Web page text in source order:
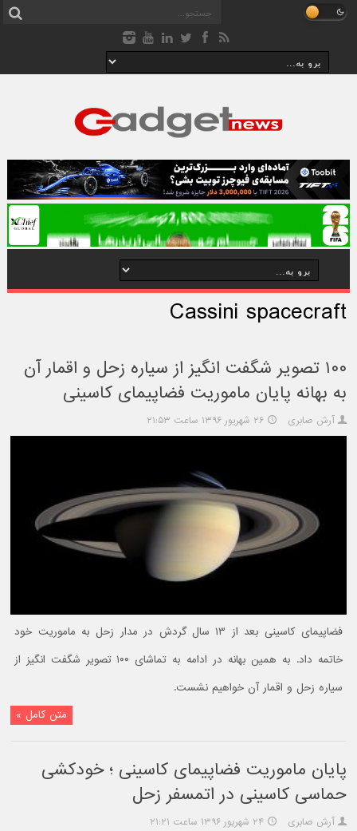
Cassini spacecraft
۱۰۰ تصویر شگفت انگیز از سیاره زحل و اقمار آن
به بهانه پایان ماموریت فضاپیمای کاسینی
آرش صابری ۲۶ شهریور ۱۳۹۶ ساعت ۲۱:۵۳
فضاپیمای کاسینی بعد از ۱۳ سال گردش در مدار زحل به ماموریت خود
خاتمه داد. به همین بهانه در ادامه به تماشای ۱۰۰ تصویر شگفت انگیز از
سیاره زحل و اقمار آن خواهیم نشست.
متن کامل »
پایان ماموریت فضاپیمای کاسینی ؛ خودکشی
حماسی کاسینی در اتمسفر زحل
آرش صابری ۲۴ شهریور ۱۳۹۶ ساعت ۲۱:۲۱